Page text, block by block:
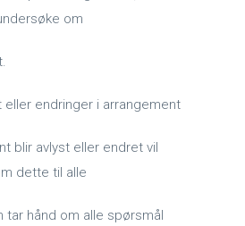
om
eller endringer i arrangement
blir avlyst eller endret vil
dette til alle
tar hånd om alle spørsmål